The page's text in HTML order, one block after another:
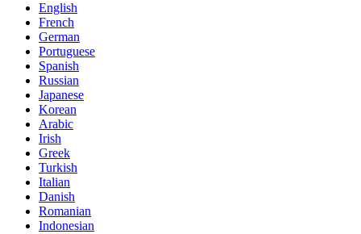
English
French
German
Portuguese
Spanish
Russian
Japanese
Korean
Arabic
Irish
Greek
Turkish
Italian
Danish
Romanian
Indonesian